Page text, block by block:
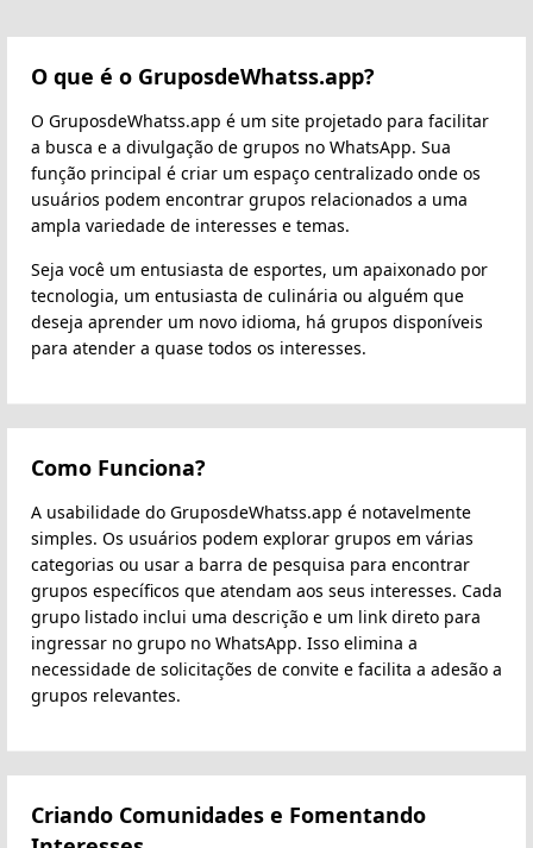
O que é o GruposdeWhatss.app?
O GruposdeWhatss.app é um site projetado para facilitar
a busca e a divulgação de grupos no WhatsApp. Sua
função principal é criar um espaço centralizado onde os
usuários podem encontrar grupos relacionados a uma
ampla variedade de interesses e temas.
Seja você um entusiasta de esportes, um apaixonado por
tecnologia, um entusiasta de culinária ou alguém que
deseja aprender um novo idioma, há grupos disponíveis
para atender a quase todos os interesses.
Como Funciona?
A usabilidade do GruposdeWhatss.app é notavelmente
simples. Os usuários podem explorar grupos em várias
categorias ou usar a barra de pesquisa para encontrar
grupos específicos que atendam aos seus interesses. Cada
grupo listado inclui uma descrição e um link direto para
ingressar no grupo no WhatsApp. Isso elimina a
necessidade de solicitações de convite e facilita a adesão a
grupos relevantes.
Criando Comunidades e Fomentando